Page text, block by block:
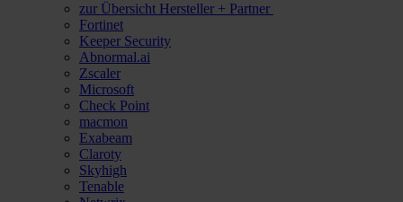
zur Übersicht Hersteller + Partner
Fortinet
Keeper Security
Abnormal.ai
Zscaler
Microsoft
Check Point
macmon
Exabeam
Claroty
Skyhigh
Tenable